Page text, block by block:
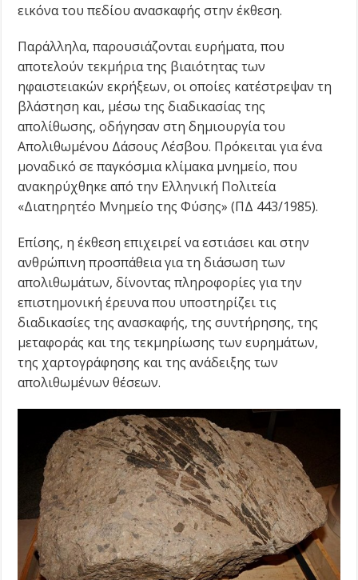
εικόνα του πεδίου ανασκαφής στην έκθεση.
Παράλληλα, παρουσιάζονται ευρήματα, που
αποτελούν τεκμήρια της βιαιότητας των
ηφαιστειακών εκρήξεων, οι οποίες κατέστρεψαν τη
βλάστηση και, μέσω της διαδικασίας της
απολίθωσης, οδήγησαν στη δημιουργία του
Απολιθωμένου Δάσους Λέσβου. Πρόκειται για ένα
μοναδικό σε παγκόσμια κλίμακα μνημείο, που
ανακηρύχθηκε από την Ελληνική Πολιτεία
«Διατηρητέο Μνημείο της Φύσης» (ΠΔ 443/1985).
Επίσης, η έκθεση επιχειρεί να εστιάσει και στην
ανθρώπινη προσπάθεια για τη διάσωση των
απολιθωμάτων, δίνοντας πληροφορίες για την
επιστημονική έρευνα που υποστηρίζει τις
διαδικασίες της ανασκαφής, της συντήρησης, της
μεταφοράς και της τεκμηρίωσης των ευρημάτων,
της χαρτογράφησης και της ανάδειξης των
απολιθωμένων θέσεων.